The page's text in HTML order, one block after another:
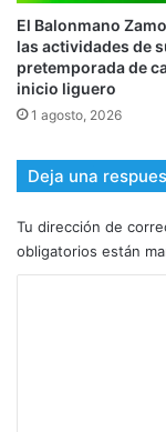
El Balonmano
las actividades de
pretemporada de
inicio liguero
1 agosto, 2026
Deja una
Tu dirección de
obligatorios están